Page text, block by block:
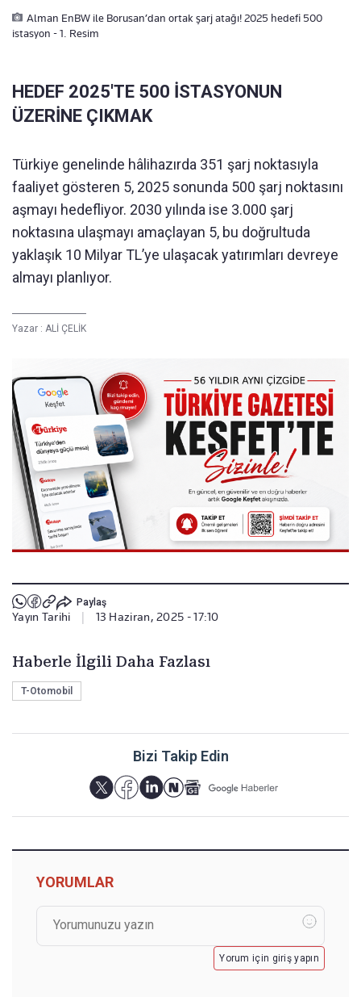
Alman EnBW ile Borusan’dan ortak şarj atağı! 2025 hedefi 500
istasyon - 1. Resim
HEDEF 2025'TE 500 İSTASYONUN
ÜZERİNE ÇIKMAK
Türkiye genelinde hâlihazırda 351 şarj noktasıyla
faaliyet gösteren 5, 2025 sonunda 500 şarj noktasını
aşmayı hedefliyor. 2030 yılında ise 3.000 şarj
noktasına ulaşmayı amaçlayan 5, bu doğrultuda
yaklaşık 10 Milyar TL’ye ulaşacak yatırımları devreye
almayı planlıyor.
Yazar : ALİ ÇELİK
Paylaş
Yayın Tarihi 13 Haziran, 2025 - 17:10
Haberle İlgili Daha Fazlası
T-Otomobil
Bizi Takip Edin
YORUMLAR
Yorum için giriş yapın